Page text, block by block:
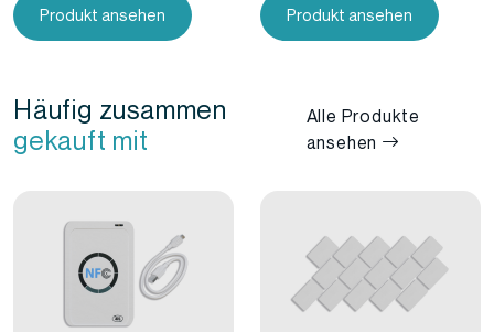
Produkt ansehen Produkt ansehen
Häufig zusammen
gekauft mit
Alle Produkte
ansehen